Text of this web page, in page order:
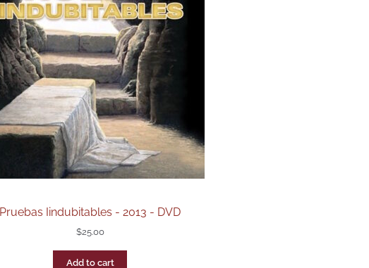
Pruebas Iindubitables - 2013 - DVD
$25.00
Add to cart